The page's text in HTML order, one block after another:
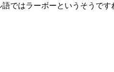
ではラーボーというそうです